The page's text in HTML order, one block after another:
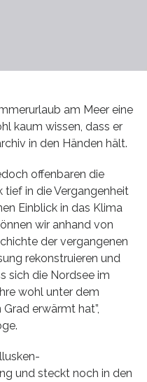
am Meer eine
kaum wissen, dass er
in den Händen hält.
offenbaren die
tief in die Vergangenheit
Einblick in das Klima
wir anhand von
der vergangenen
rekonstruieren und
sich die Nordsee im
wohl unter dem
erwärmt hat”,
und steckt noch in den